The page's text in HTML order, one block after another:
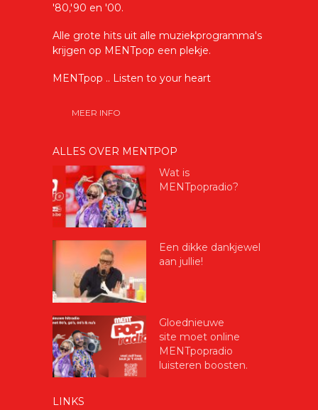
'80,'90 en '00.
Alle grote hits uit alle muziekprogramma's
krijgen op MENTpop een plekje.
MENTpop .. Listen to your heart
MEER INFO
ALLES OVER MENTPOP
Wat is
MENTpopradio?
Een dikke dankjewel
aan jullie!
Gloednieuwe
site moet online
MENTpopradio
luisteren boosten.
LINKS